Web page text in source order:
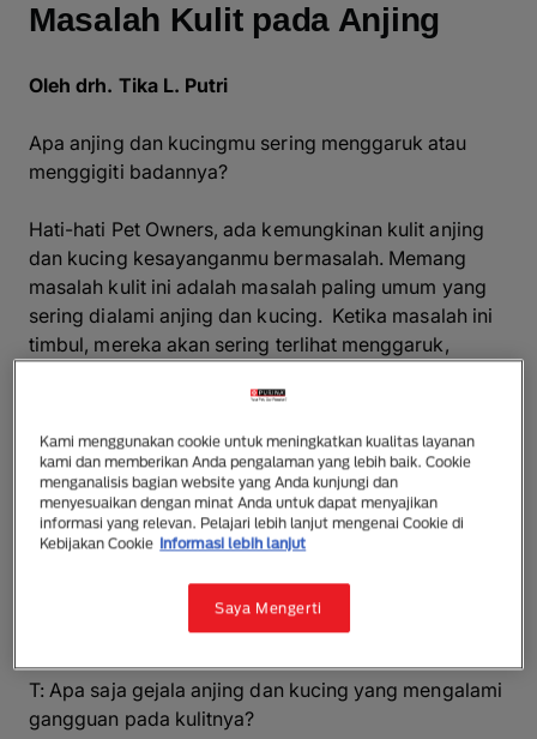
Masalah Kulit pada Anjing
Oleh drh. Tika L. Putri
Apa anjing dan kucingmu sering menggaruk atau
menggigiti badannya?
Hati-hati Pet Owners, ada kemungkinan kulit anjing
dan kucing kesayanganmu bermasalah. Memang
masalah kulit ini adalah masalah paling umum yang
sering dialami anjing dan kucing. Ketika masalah ini
timbul, mereka akan sering terlihat menggaruk,
Apa penyebabnya dan bagaimana solusinya? Yuk
simak tanya jawab di bawah ini!
T: Apa yang menyebabkan masalah kulit pada
kucing dan anjing?
J: Penyebabnya adalah ektoparasit, infeksi, alergi,
masalah metabolisme, dan stress.
T: Apa saja gejala anjing dan kucing yang mengalami
gangguan pada kulitnya?
Kami menggunakan cookie untuk meningkatkan kualitas layanan
kami dan memberikan Anda pengalaman yang lebih baik. Cookie
menganalisis bagian website yang Anda kunjungi dan
menyesuaikan dengan minat Anda untuk dapat menyajikan
informasi yang relevan. Pelajari lebih lanjut mengenai Cookie di
Kebijakan Cookie Informasi lebih lanjut
Saya Mengerti